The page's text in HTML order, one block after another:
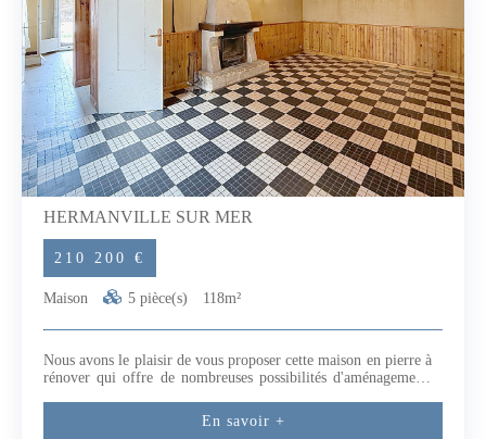
HERMANVILLE SUR MER
210 200 €
Maison 5 pièce(s) 118m²
Nous avons le plaisir de vous proposer cette maison en pierre à
rénover qui offre de nombreuses possibilités d'aménagement,
elle comprend un séjour, une cuisine séparée, trois chambres,
une salle d'eau et un grenier aménageable de plus de 45 m².Des
En savoir +